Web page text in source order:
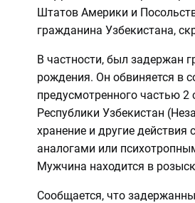
Штатов Америки и
гражданина Узбекистана,
В частности, был задержан
рождения. Он обвиняется в
предусмотренного частью 2
Республики Узбекистан
хранение и другие действия
аналогами или
Мужчина находится в
Сообщается, что